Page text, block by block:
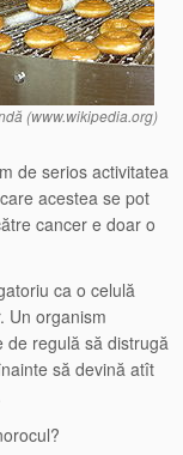
(www.wikipedia.org)
de serios activitatea
acestea se pot
cancer e doar o
ca o celulă
Un organism
de regulă să distrugă
să devină atît